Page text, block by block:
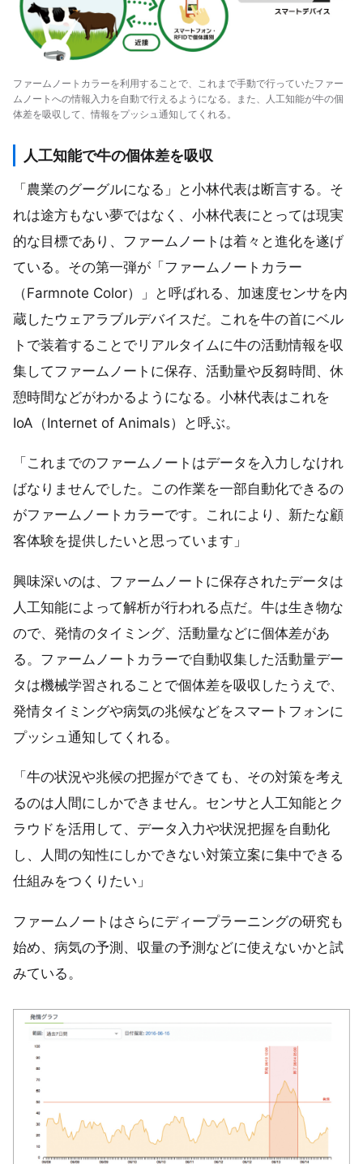
ファームノートカラーを利用することで、これまで手動で行っていたファー
ムノートへの情報入力を自動で行えるようになる。また、人工知能が牛の個
体差を吸収して、情報をプッシュ通知してくれる。
人工知能で牛の個体差を吸収
「農業のグーグルになる」と小林代表は断言する。そ
れは途方もない夢ではなく、小林代表にとっては現実
的な目標であり、ファームノートは着々と進化を遂げ
ている。その第一弾が「ファームノートカラー
（Farmnote Color）」と呼ばれる、加速度センサを内
蔵したウェアラブルデバイスだ。これを牛の首にベル
トで装着することでリアルタイムに牛の活動情報を収
集してファームノートに保存、活動量や反芻時間、休
憩時間などがわかるようになる。小林代表はこれを
IoA（Internet of Animals）と呼ぶ。
「これまでのファームノートはデータを入力しなけれ
ばなりませんでした。この作業を一部自動化できるの
がファームノートカラーです。これにより、新たな顧
客体験を提供したいと思っています」
興味深いのは、ファームノートに保存されたデータは
人工知能によって解析が行われる点だ。牛は生き物な
ので、発情のタイミング、活動量などに個体差があ
る。ファームノートカラーで自動収集した活動量デー
タは機械学習されることで個体差を吸収したうえで、
発情タイミングや病気の兆候などをスマートフォンに
プッシュ通知してくれる。
「牛の状況や兆候の把握ができても、その対策を考え
るのは人間にしかできません。センサと人工知能とク
ラウドを活用して、データ入力や状況把握を自動化
し、人間の知性にしかできない対策立案に集中できる
仕組みをつくりたい」
ファームノートはさらにディープラーニングの研究も
始め、病気の予測、収量の予測などに使えないかと試
みている。